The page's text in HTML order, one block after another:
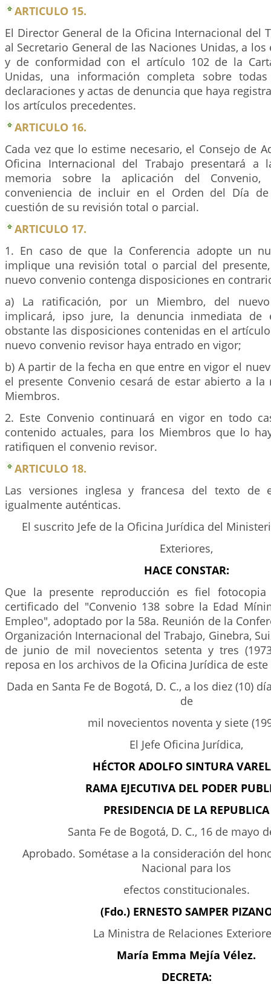
ARTICULO 15.
El Director General de la Oficina Internacional del
al Secretario General de las Naciones Unidas, a
y de conformidad con el artículo 102 de la
Unidas, una información completa sobre
declaraciones y actas de denuncia que haya
los artículos precedentes.
ARTICULO 16.
Cada vez que lo estime necesario, el Consejo de
Oficina Internacional del Trabajo presentará a
memoria sobre la aplicación del
conveniencia de incluir en el Orden del Día
cuestión de su revisión total o parcial.
ARTICULO 17.
1. En caso de que la Conferencia adopte un
implique una revisión total o parcial del
nuevo convenio contenga disposiciones en
a) La ratificación, por un Miembro, del
implicará, ipso jure, la denuncia inmediata de
obstante las disposiciones contenidas en el
nuevo convenio revisor haya entrado en vigor;
b) A partir de la fecha en que entre en vigor el
el presente Convenio cesará de estar abierto a
Miembros.
2. Este Convenio continuará en vigor en todo
contenido actuales, para los Miembros que lo
ratifiquen el convenio revisor.
ARTICULO 18.
Las versiones inglesa y francesa del texto de
igualmente auténticas.
El suscrito Jefe de la Oficina Jurídica del
Exteriores,
HACE CONSTAR:
Que la presente reproducción es fiel
certificado del "Convenio 138 sobre la Edad
Empleo", adoptado por la 58a. Reunión de la
Organización Internacional del Trabajo, Ginebra,
de junio de mil novecientos setenta y tres
reposa en los archivos de la Oficina Jurídica de
Dada en Santa Fe de Bogotá, D. C., a los diez (10)
de
mil novecientos noventa y siete
El Jefe Oficina Jurídica,
HÉCTOR ADOLFO SINTURA
RAMA EJECUTIVA DEL PODER
PRESIDENCIA DE LA REPUBLICA
Santa Fe de Bogotá, D. C., 16 de mayo
Aprobado. Sométase a la consideración del
Nacional para los
efectos constitucionales.
(Fdo.) ERNESTO SAMPER
La Ministra de Relaciones
María Emma Mejía Vélez.
DECRETA: